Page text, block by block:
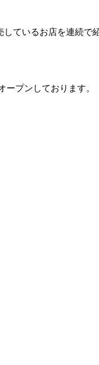
ているお店を連続で
プンしております。